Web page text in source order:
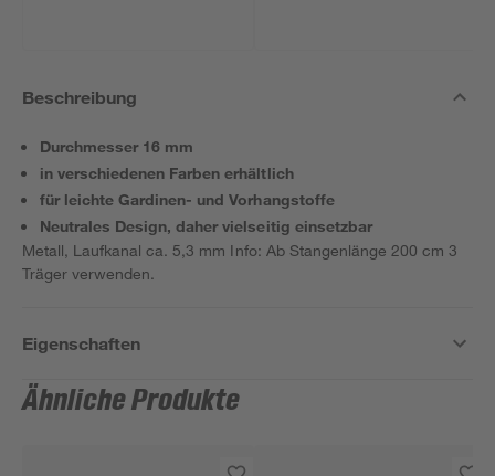
Beschreibung
Durchmesser 16 mm
in verschiedenen Farben erhältlich
für leichte Gardinen- und Vorhangstoffe
Neutrales Design, daher vielseitig einsetzbar
Metall, Laufkanal ca. 5,3 mm Info: Ab Stangenlänge 200 cm 3
Träger verwenden.
Eigenschaften
Ähnliche Produkte